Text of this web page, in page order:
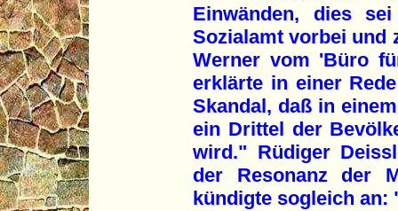
Einwänden, dies
Sozialamt vorbei und
Werner vom 'Büro
erklärte in einer
Skandal, daß in
ein Drittel der
wird." Rüdiger
der Resonanz der
kündigte sogleich an: